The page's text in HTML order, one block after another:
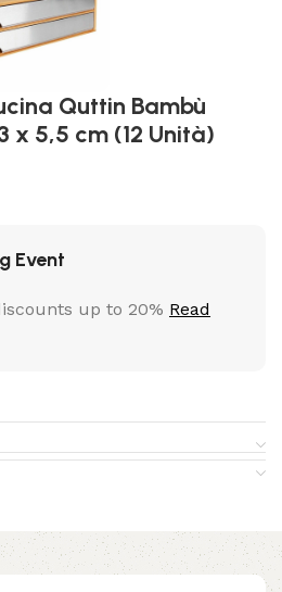
Quttin Bambù
x 5,5 cm (12 Unità)
Event
up to 20% Read